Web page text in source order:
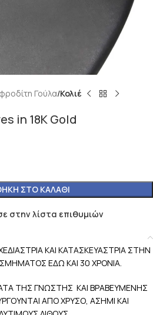
Γούλα Κολιέ
in 18K Gold
ΣΤΟ ΚΑΛΆΘΙ
στην λίστα επιθυμιών
ΚΑΙ ΚΑΤΑΣΚΕΥΑΣΤΡΙΑ ΣΤΗΝ
ΕΔΩ ΚΑΙ 30 ΧΡΟΝΙΑ.
ΤΗΣ ΓΝΩΣΤΗΣ ΚΑΙ ΒΡΑΒΕΥΜΕΝΗΣ
ΑΠΟ ΧΡΥΣΟ, ΑΣΗΜΙ ΚΑΙ